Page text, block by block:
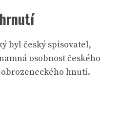
byl český spisovatel,
osobnost českého
hnutí.